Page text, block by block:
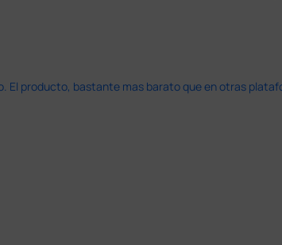
El producto, bastante mas barato que en otras